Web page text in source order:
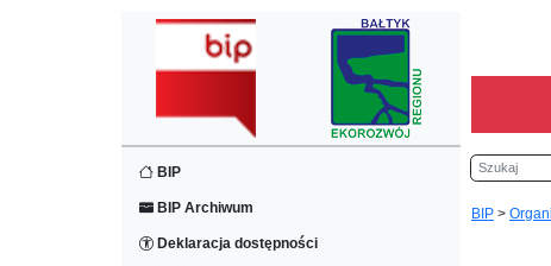
BIP
BIP Archiwum
Deklaracja dostępności
Szukaj
BIP >